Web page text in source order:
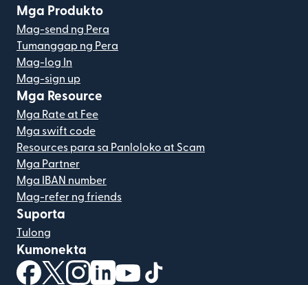
Mga Produkto
Mag-send ng Pera
Tumanggap ng Pera
Mag-log In
Mag-sign up
Mga Resource
Mga Rate at Fee
Mga swift code
Resources para sa Panloloko at Scam
Mga Partner
Mga IBAN number
Mag-refer ng friends
Suporta
Tulong
Kumonekta
(bubukas sa bagong window)
(bubukas sa bagong window)
(bubukas sa bagong window)
(bubukas sa bagong window)
(bubukas sa bagong window)